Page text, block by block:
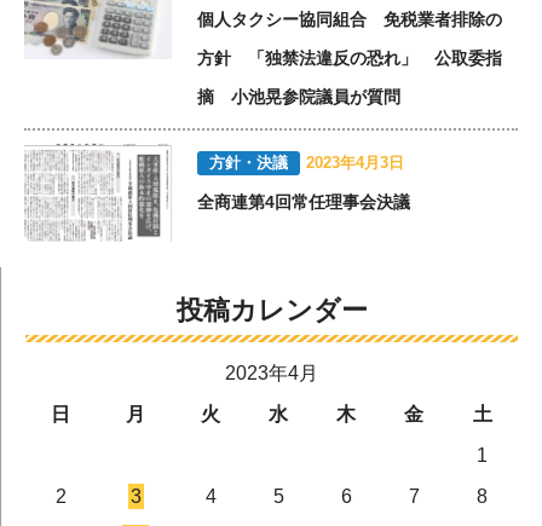
個人タクシー協同組合 免税業者排除の
方針 「独禁法違反の恐れ」 公取委指
摘 小池晃参院議員が質問
方針・決議 2023年4月3日
全商連第4回常任理事会決議
投稿カレンダー
2023年4月
日
月 火 水 木 金
土
1
2
3 4 5 6 7
8